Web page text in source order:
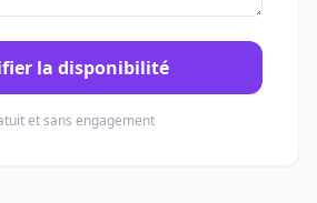
la disponibilité
et sans engagement